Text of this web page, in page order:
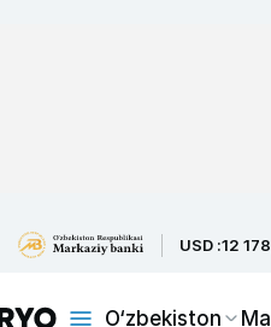
USD :12
O‘zbekiston